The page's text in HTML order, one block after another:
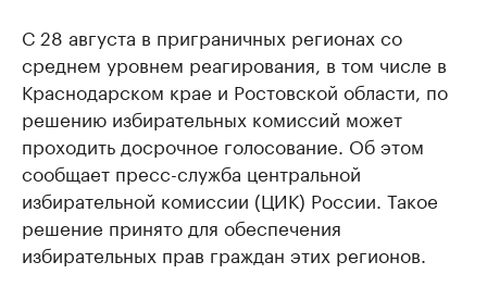
С 28 августа в приграничных регионах со
среднем уровнем реагирования, в том числе в
Краснодарском крае и Ростовской области, по
решению избирательных комиссий может
проходить досрочное голосование. Об этом
сообщает пресс-служба центральной
избирательной комиссии (ЦИК) России. Такое
решение принято для обеспечения
избирательных прав граждан этих регионов.